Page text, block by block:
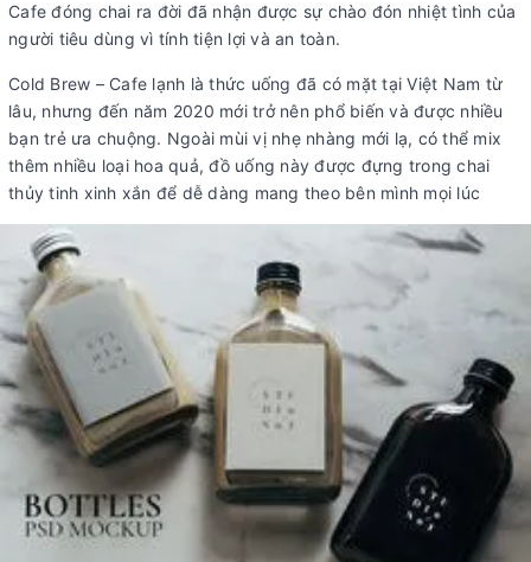
Cafe đóng chai ra đời đã nhận được sự chào đón nhiệt tình của
người tiêu dùng vì tính tiện lợi và an toàn.
Cold Brew – Cafe lạnh là thức uống đã có mặt tại Việt Nam từ
lâu, nhưng đến năm 2020 mới trở nên phổ biến và được nhiều
bạn trẻ ưa chuộng. Ngoài mùi vị nhẹ nhàng mới lạ, có thể mix
thêm nhiều loại hoa quả, đồ uống này được đựng trong chai
thủy tinh xinh xắn để dễ dàng mang theo bên mình mọi lúc